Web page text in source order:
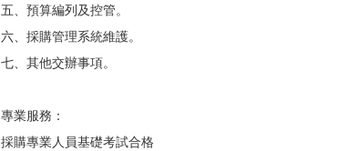
五、預算編列及控管。
六、採購管理系統維護。
七、其他交辦事項。
專業服務：
採購專業人員基礎考試合格